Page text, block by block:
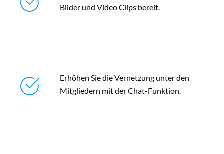
Bilder und Video Clips bereit.
Erhöhen Sie die Vernetzung unter den
Mitgliedern mit der Chat-Funktion.